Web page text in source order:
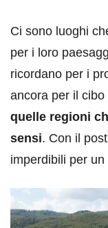
Ci sono luoghi
per i loro
ricordano per i
ancora per il cibo
quelle regioni
sensi. Con il
imperdibili per un